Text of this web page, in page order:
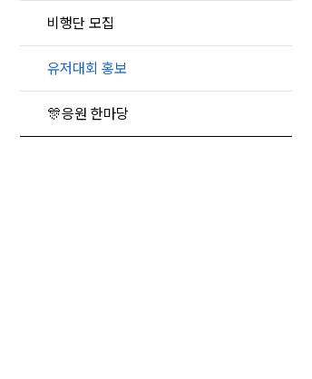
비행단 모집
유저대회 홍보
🎊응원 한마당